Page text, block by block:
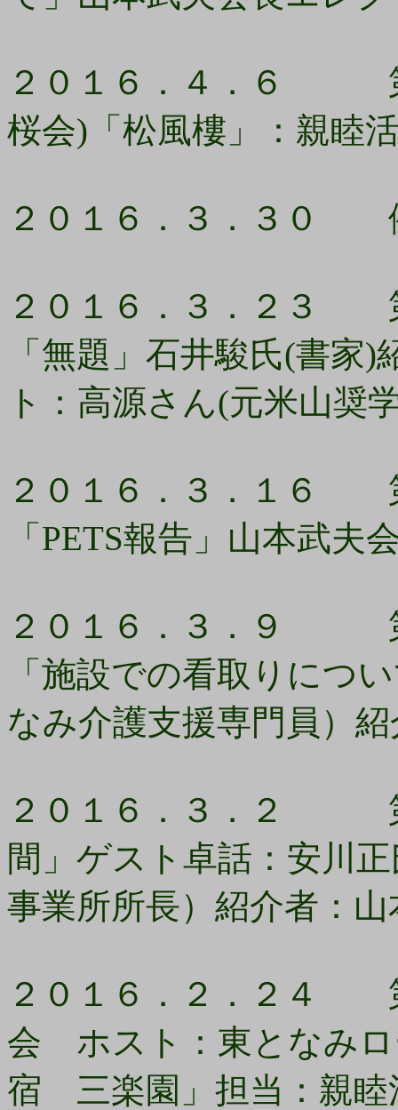
２０１６．４．６ 第
桜会)「松風樓」：親睦
２０１６．３．３０
２０１６．３．２３
「無題」石井駿氏(書
ト：高源さん(元米山奨
２０１６．３．１６
「PETS報告」山本武
２０１６．３．９
「施設での看取りにつ
なみ介護支援専門員）
２０１６．３．２ 第
間」ゲスト卓話：安川
事業所所長）紹介者：
２０１６．２．２４
会 ホスト：東となみ
宿 三楽園」担当：親睦